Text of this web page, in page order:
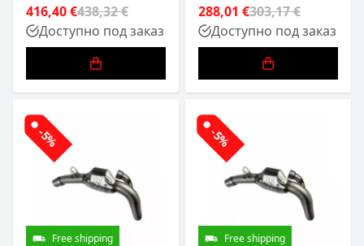
416,40 €438,32 €
Доступно под заказ
288,01 €303,17 €
Доступно под заказ
-5%
Free shipping
-5%
Free shipping